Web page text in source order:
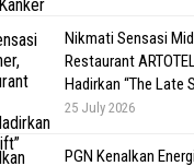
Nikmati Sensasi
Restaurant
Hadirkan “The Late
25 July 2026
PGN Kenalkan